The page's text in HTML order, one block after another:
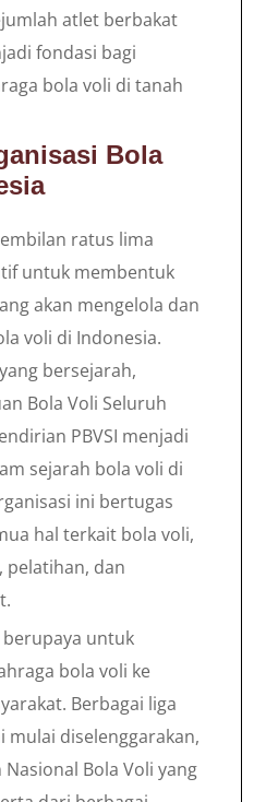
atlet berbakat
fondasi bagi
bola voli di tanah
Bola
ratus lima
untuk membentuk
akan mengelola dan
voli di Indonesia.
bersejarah,
Bola Voli Seluruh
PBVSI menjadi
sejarah bola voli di
ini bertugas
hal terkait bola voli,
pelatihan, dan
berupaya untuk
bola voli ke
Berbagai liga
diselenggarakan,
Bola Voli yang